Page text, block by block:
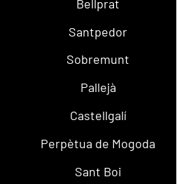
Bellprat
Santpedor
Sobremunt
Pallejà
Castellgalí
Perpètua de Mogoda
Sant Boi